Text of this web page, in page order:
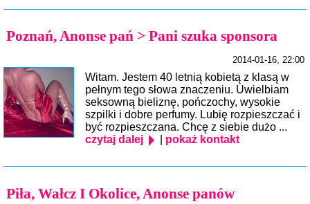
Poznań, Anonse pań > Pani szuka sponsora
2014-01-16, 22:00
Witam. Jestem 40 letnią kobietą z klasą w
pełnym tego słowa znaczeniu. Uwielbiam
seksowną bieliznę, pończochy, wysokie
szpilki i dobre perfumy. Lubię rozpieszczać i
być rozpieszczana. Chcę z siebie dużo ...
czytaj dalej
pokaż kontakt
Piła, Wałcz I Okolice, Anonse panów